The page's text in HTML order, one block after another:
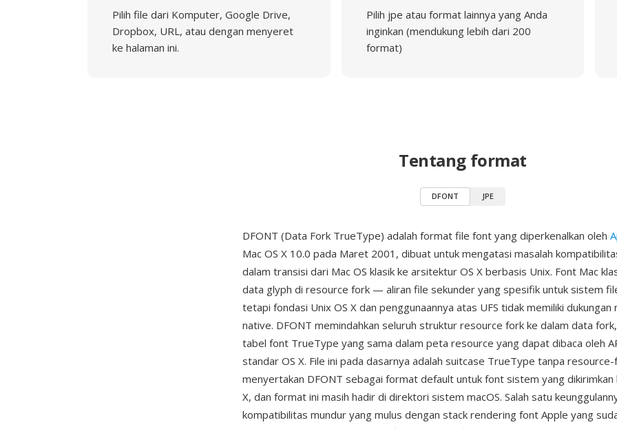
Pilih file dari Komputer, Google Drive,
Dropbox, URL, atau dengan menyeret
ke halaman ini.
Pilih jpe atau format lainnya yang Anda
inginkan (mendukung lebih dari 200
format)
Tentang format
DFONT JPE
DFONT (Data Fork TrueType) adalah format file font yang diperkenalkan oleh
Mac OS X 10.0 pada Maret 2001, dibuat untuk mengatasi masalah
dalam transisi dari Mac OS klasik ke arsitektur OS X berbasis Unix. Font Mac
data glyph di resource fork — aliran file sekunder yang spesifik untuk sistem
tetapi fondasi Unix OS X dan penggunaannya atas UFS tidak memiliki
native. DFONT memindahkan seluruh struktur resource fork ke dalam data
tabel font TrueType yang sama dalam peta resource yang dapat dibaca oleh
standar OS X. File ini pada dasarnya adalah suitcase TrueType tanpa
menyertakan DFONT sebagai format default untuk font sistem yang dikirimkan
X, dan format ini masih hadir di direktori sistem macOS. Salah satu
kompatibilitas mundur yang mulus dengan stack rendering font Apple yang